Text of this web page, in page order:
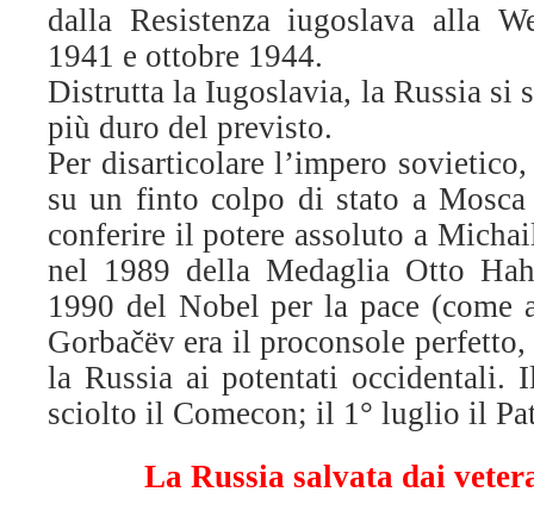
dalla Resistenza iugoslava alla
1941 e ottobre 1944.
Distrutta la Iugoslavia, la Russia si
più duro del previsto.
Per disarticolare l’impero
su un finto colpo di stato a Mosca
conferire il potere assoluto a
nel 1989 della Medaglia Otto
1990 del Nobel per la pace (come
Gorbačëv era il proconsole perfetto,
la Russia ai potentati occidentali.
sciolto il Comecon; il 1° luglio il
La Russia salvata dai